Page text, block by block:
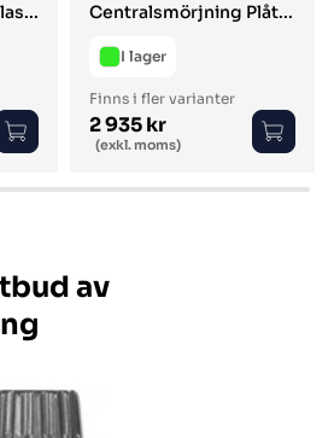
Centralsmörjning Plåt...
I lager
Finns i fler varianter
Ordinarie pris
2 935 kr
(exkl. moms)
av